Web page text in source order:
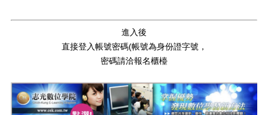
進入後
直接登入帳號密碼(帳號為身份證字號，
密碼請洽報名櫃檯